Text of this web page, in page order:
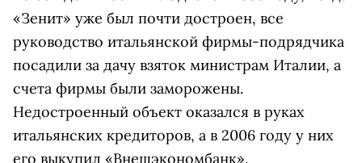
«Зенит» уже был почти достроен, все
руководство итальянской фирмы-подрядчика
посадили за дачу взяток министрам Италии, а
счета фирмы были заморожены.
Недостроенный объект оказался в руках
итальянских кредиторов, а в 2006 году у них
его выкупил «Внешэкономбанк».